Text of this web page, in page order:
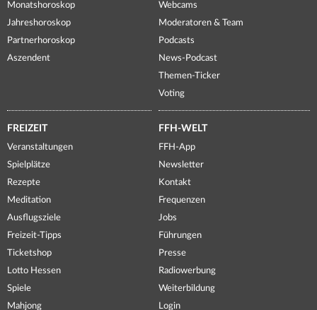
Monatshoroskop
Jahreshoroskop
Partnerhoroskop
Aszendent
Webcams
Moderatoren & Team
Podcasts
News-Podcast
Themen-Ticker
Voting
FREIZEIT
Veranstaltungen
Spielplätze
Rezepte
Meditation
Ausflugsziele
Freizeit-Tipps
Ticketshop
Lotto Hessen
Spiele
Mahjong
FFH-WELT
FFH-App
Newsletter
Kontakt
Frequenzen
Jobs
Führungen
Presse
Radiowerbung
Weiterbildung
Login